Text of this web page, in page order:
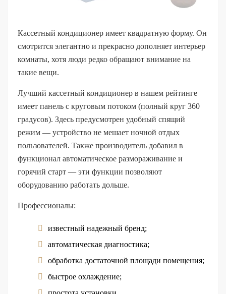
Кассетный кондиционер имеет квадратную форму. Он
смотрится элегантно и прекрасно дополняет интерьер
комнаты, хотя люди редко обращают внимание на
такие вещи.
Лучший кассетный кондиционер в нашем рейтинге
имеет панель с круговым потоком (полный круг 360
градусов). Здесь предусмотрен удобный спящий
режим — устройство не мешает ночной отдых
пользователей. Также производитель добавил в
функционал автоматическое размораживание и
горячий старт — эти функции позволяют
оборудованию работать дольше.
Профессионалы:
известный надежный бренд;
автоматическая диагностика;
обработка достаточной площади помещения;
быстрое охлаждение;